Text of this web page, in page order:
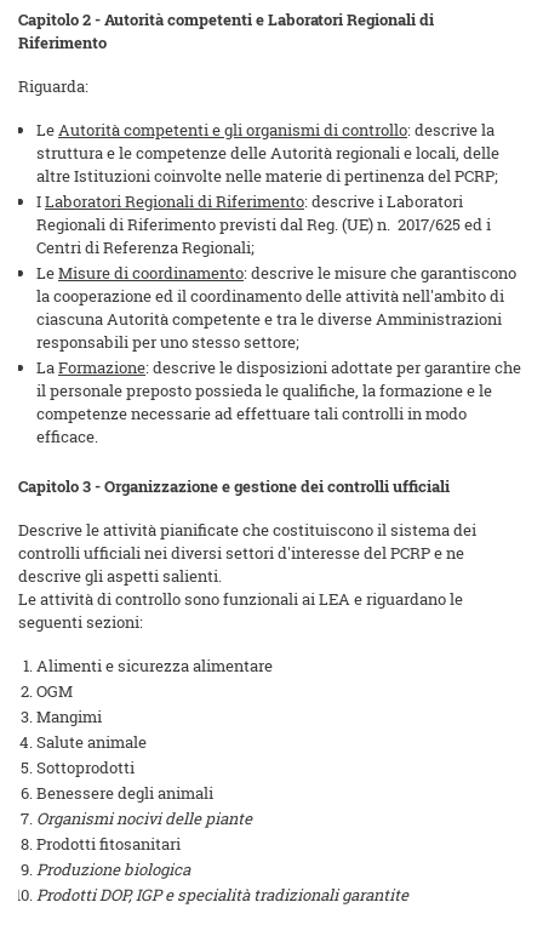
Capitolo 2 - Autorità competenti e Laboratori Regionali di
Riferimento
Riguarda:
LeAutorità competenti e gli organismi di controllo: descrive la
struttura e le competenze delle Autorità regionali e locali, delle
altre Istituzioni coinvolte nelle materie di pertinenza del PCRP;
ILaboratori Regionali di Riferimento: descrive i Laboratori
Regionali di Riferimento previsti dal Reg. (UE) n. 2017/625 ed i
Centri di Referenza Regionali;
LeMisure di coordinamento: descrive le misure che garantiscono
la cooperazione ed il coordinamento delle attività nell'ambito di
ciascuna Autorità competente e tra le diverse Amministrazioni
responsabili per uno stesso settore;
LaFormazione: descrive le disposizioni adottate per garantire che
il personale preposto possieda le qualifiche, la formazione e le
competenze necessarie ad effettuare tali controlli in modo
efficace.
Capitolo 3 - Organizzazione e gestione dei controlli ufficiali
Descrive le attività pianificate che costituiscono il sistema dei
controlli ufficiali nei diversi settori d'interesse del PCRP e ne
descrive gli aspetti salienti.
Le attività di controllo sono funzionali ai LEA e riguardano le
seguenti sezioni:
Alimenti e sicurezza alimentare
OGM
Mangimi
Salute animale
Sottoprodotti
Benessere degli animali
Organismi nocivi delle piante
Prodotti fitosanitari
Produzione biologica
Prodotti DOP, IGP e specialità tradizionali garantite